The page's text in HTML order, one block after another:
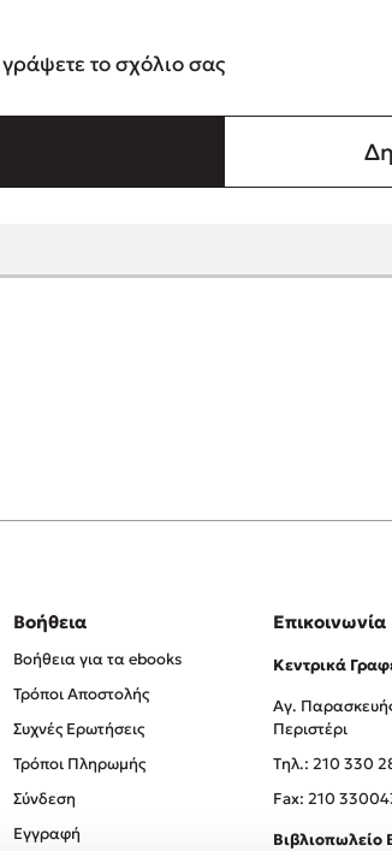
το σχόλιο σας
Βοήθεια
Βοήθεια για τα ebooks
Τρόποι Αποστολής
Συχνές Ερωτήσεις
Τρόποι Πληρωμής
Σύνδεση
Εγγραφή
Επικοινωνία
Κεντρικά
Αγ.
Περιστέρι
Tηλ.: 210 330
Fax: 210
Βιβλιοπωλείο